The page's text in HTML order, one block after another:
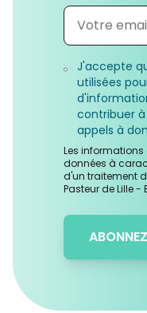
J'accepte
utilisées
contribuer
appels à
Les
données à
d'un traitement
Pasteur de Lille -